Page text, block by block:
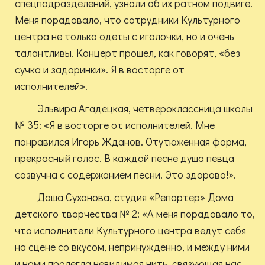
Меня порадовало, что сотрудники Культурного
центра не только одеты с иголочки, но и очень
талантливы. Концерт прошел, как говорят, «без
сучка и задоринки». Я в восторге от
исполнителей».
Эльвира Агадецкая, четвероклассница школы
№ 35: «Я в восторге от исполнителей. Мне
понравился Игорь Жданов. Отутюженная форма,
прекрасный голос. В каждой песне душа певца
созвучна с содержанием песни. Это здорово!».
Даша Суханова, студия «Репортер» Дома
детского творчества № 2: «А меня порадовало то,
что исполнители Культурного центра ведут себя
на сцене со вкусом, непринужденно, и между ними